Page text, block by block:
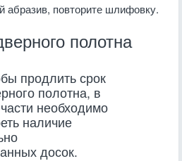
абразив, повторите шлифовку.
полотна
продлить срок
полотна, в
необходимо
наличие
досок.